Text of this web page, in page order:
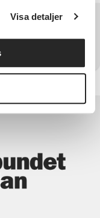
Visa detaljer